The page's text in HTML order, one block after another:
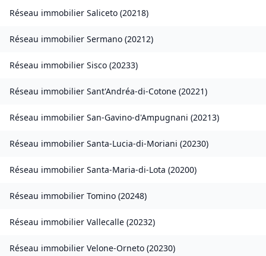
Réseau immobilier Saliceto (20218)
Réseau immobilier Sermano (20212)
Réseau immobilier Sisco (20233)
Réseau immobilier Sant'Andréa-di-Cotone (20221)
Réseau immobilier San-Gavino-d'Ampugnani (20213)
Réseau immobilier Santa-Lucia-di-Moriani (20230)
Réseau immobilier Santa-Maria-di-Lota (20200)
Réseau immobilier Tomino (20248)
Réseau immobilier Vallecalle (20232)
Réseau immobilier Velone-Orneto (20230)